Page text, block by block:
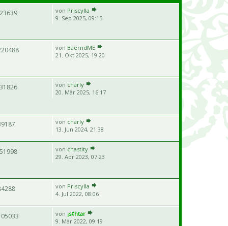
von Priscylla
9. Sep 2025, 09:15
von BaerndME
21. Okt 2025, 19:20
von charly
20. Mär 2025, 16:17
von charly
13. Jun 2024, 21:38
von chastity
29. Apr 2023, 07:23
von Priscylla
4. Jul 2022, 08:06
von ¡s¢htar
9. Mär 2022, 09:19